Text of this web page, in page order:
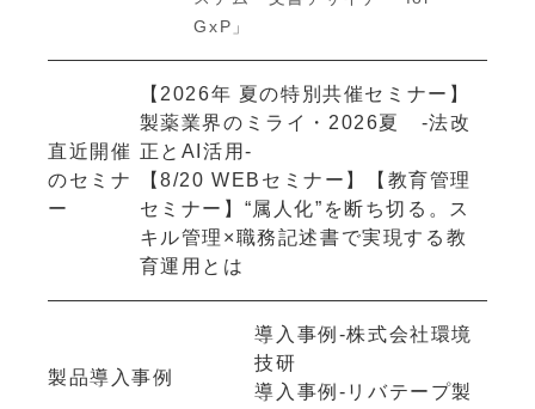
GxP」
直近開催
のセミナ
ー
【2026年 夏の特別共催セミナー】
製薬業界のミライ・2026夏 -法改
正とAI活用-
【8/20 WEBセミナー】【教育管理
セミナー】“属人化”を断ち切る。ス
キル管理×職務記述書で実現する教
育運用とは
製品導入事例
導入事例-株式会社環境
技研
導入事例-リバテープ製